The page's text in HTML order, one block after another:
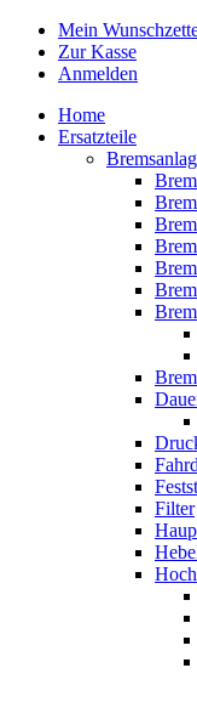
Mein
Zur Kasse
Anmelden
Home
Ersatzteile
Filter